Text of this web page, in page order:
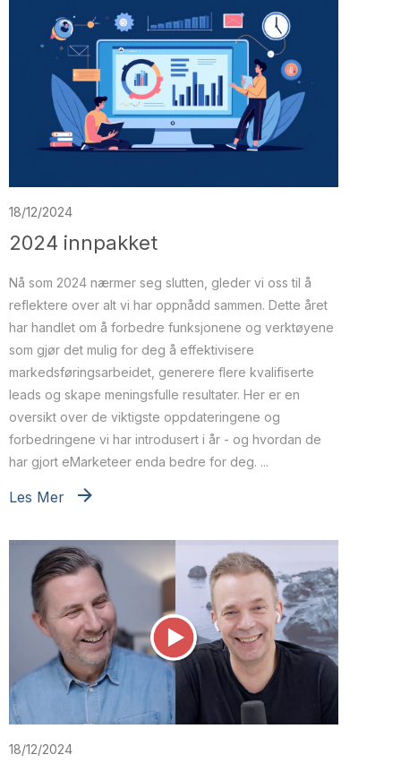
18/12/2024
2024 innpakket
Nå som 2024 nærmer seg slutten, gleder vi oss til å
reflektere over alt vi har oppnådd sammen. Dette året
har handlet om å forbedre funksjonene og verktøyene
som gjør det mulig for deg å effektivisere
markedsføringsarbeidet, generere flere kvalifiserte
leads og skape meningsfulle resultater. Her er en
oversikt over de viktigste oppdateringene og
forbedringene vi har introdusert i år - og hvordan de
har gjort eMarketeer enda bedre for deg. ...
Les Mer
18/12/2024